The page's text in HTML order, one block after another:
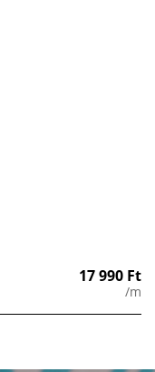
17 990 Ft
/m